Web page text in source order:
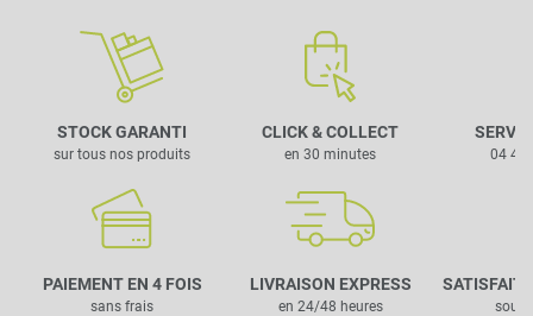
STOCK GARANTI
sur tous nos produits
CLICK & COLLECT
en 30 minutes
PAIEMENT EN 4 FOIS
sans frais
LIVRAISON EXPRESS
en 24/48 heures
04 42
SATISFAIT
sous